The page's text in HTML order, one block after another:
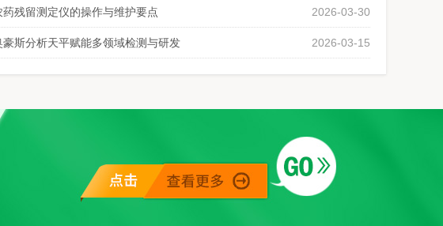
药残留测定仪的操作与维护要点 2026-03-30
豪斯分析天平赋能多领域检测与研发 2026-03-15